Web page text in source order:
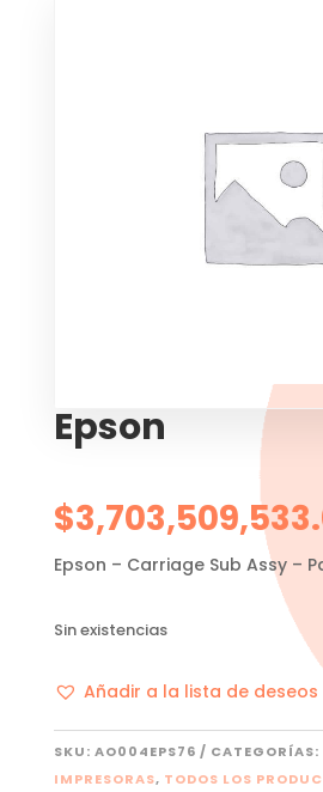
Epson
$
Epson – Carriage Sub Assy –
Sin existencias
Añadir a la lista de deseos
SKU: AO004EPS76 CATEGORÍAS:
IMPRESORAS, TODOS LOS